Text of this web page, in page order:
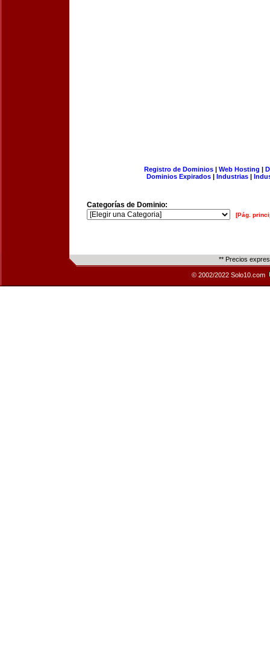
Registro de Dominios| Web Hosting |
Dominios Expirados | Industrias |
Categorías de Dominio:
[Pág.
** Precios
© 2002/2022 Solo10.com